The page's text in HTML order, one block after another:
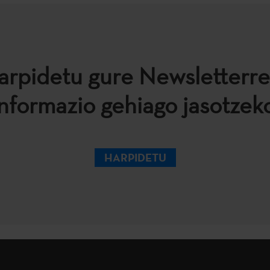
gure
gehiago
HARPIDETU